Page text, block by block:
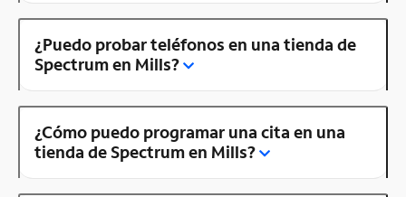
¿Puedo probar teléfonos en una tienda de
Spectrum en Mills?
¿Cómo puedo programar una cita en una
tienda de Spectrum en Mills?